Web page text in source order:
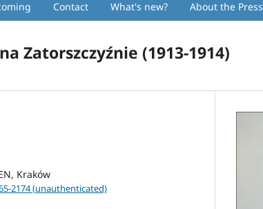
Contact What's new? About the Press
Zatorszczyźnie (1913-1914)
Kraków
2174 (unauthenticated)